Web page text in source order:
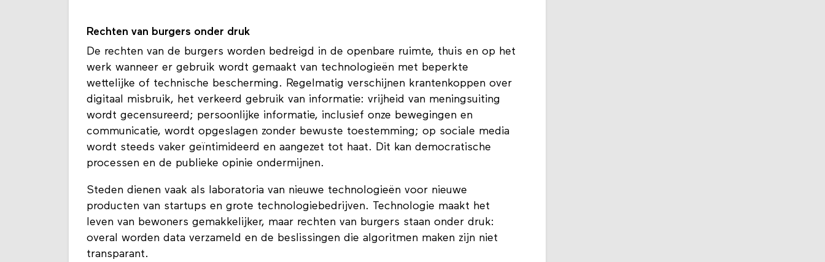
Rechten van burgers onder druk
De rechten van de burgers worden bedreigd in de openbare ruimte, thuis en op het
werk wanneer er gebruik wordt gemaakt van technologieën met beperkte
wettelijke of technische bescherming. Regelmatig verschijnen krantenkoppen over
digitaal misbruik, het verkeerd gebruik van informatie: vrijheid van meningsuiting
wordt gecensureerd; persoonlijke informatie, inclusief onze bewegingen en
communicatie, wordt opgeslagen zonder bewuste toestemming; op sociale media
wordt steeds vaker geïntimideerd en aangezet tot haat. Dit kan democratische
processen en de publieke opinie ondermijnen.
Steden dienen vaak als laboratoria van nieuwe technologieën voor nieuwe
producten van startups en grote technologiebedrijven. Technologie maakt het
leven van bewoners gemakkelijker, maar rechten van burgers staan onder druk:
overal worden data verzameld en de beslissingen die algoritmen maken zijn niet
transparant.